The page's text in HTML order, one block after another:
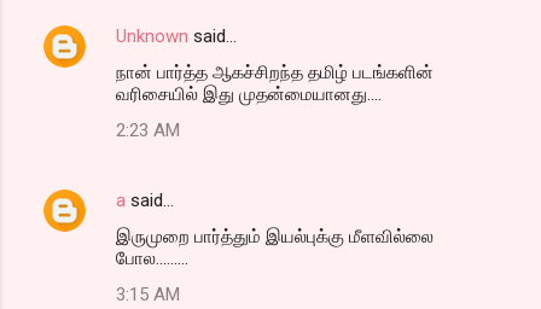
Unknown said…
நான் பார்த்த ஆகச்சிறந்த தமிழ் படங்களின்
வரிசையில் இது முதன்மையானது....
2:23 AM
a said…
இருமுறை பார்த்தும் இயல்புக்கு மீளவில்லை
போல.........
3:15 AM